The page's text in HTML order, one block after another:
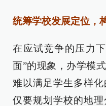
统筹学校发展定位，
在应试竞争的压力
面”的现象，办学模
难以满足学生多样
仅要规划学校的地